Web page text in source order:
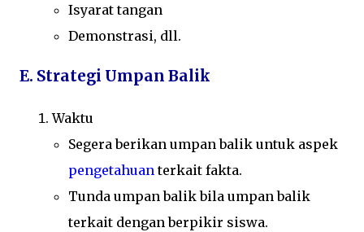
Isyarat tangan
Demonstrasi, dll.
E. Strategi Umpan Balik
Waktu
Segera berikan umpan balik untuk aspek
pengetahuanterkait fakta.
Tunda umpan balik bila umpan balik
terkait dengan berpikir siswa.